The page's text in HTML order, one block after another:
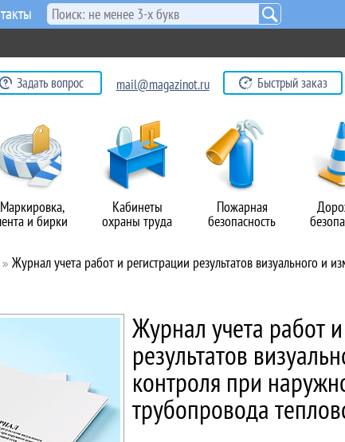
Маркировка,
и бирки
Кабинеты
охраны труда
Пожарная
безопасность
Задать вопрос mail@magazinot.ru Быстрый заказ
Журнал учета работ и регистрации результатов визуального и
Журнал учета работ
результатов
контроля при
трубопровода